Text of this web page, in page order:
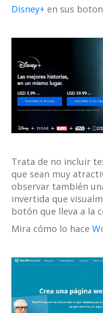
Disney+ en sus
Trata de no incluir
que sean muy
observar también
invertida que
botón que lleva a la
Mira cómo lo hace